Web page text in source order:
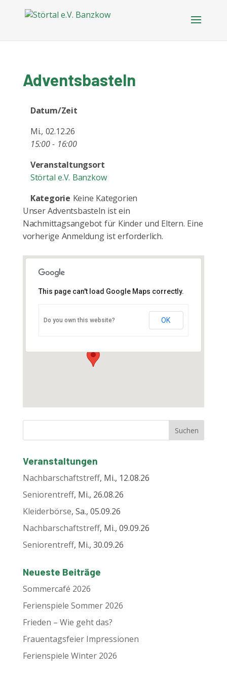
Adventsbasteln
Datum/Zeit
Mi., 02.12.26
15:00 - 16:00
Veranstaltungsort
Störtal e.V. Banzkow
Kategorie Keine Kategorien
Unser Adventsbasteln ist ein
Nachmittagsangebot für Kinder und Eltern. Eine
vorherige Anmeldung ist erforderlich.
Straße des Friedens 12 - Banzkow
This page can't load Google Maps correctly.
Do you own this website? OK
Veranstaltungen
Nachbarschaftstreff, Mi., 12.08.26
Seniorentreff, Mi., 26.08.26
Kleiderbörse, Sa., 05.09.26
Nachbarschaftstreff, Mi., 09.09.26
Seniorentreff, Mi., 30.09.26
Neueste Beiträge
Sommercafé 2026
Ferienspiele Sommer 2026
Frieden – Wie geht das?
Frauentagsfeier Impressionen
Ferienspiele Winter 2026